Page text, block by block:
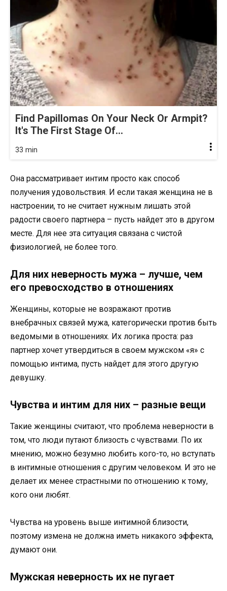
Find Papillomas On Your Neck Or Armpit?
It's The First Stage Of...
33 min
Она рассматривает интим просто как способ
получения удовольствия. И если такая женщина не в
настроении, то не считает нужным лишать этой
радости своего партнера – пусть найдет это в другом
месте. Для нее эта ситуация связана с чистой
физиологией, не более того.
Для них неверность мужа – лучше, чем
его превосходство в отношениях
Женщины, которые не возражают против
внебрачных связей мужа, категорически против быть
ведомыми в отношениях. Их логика проста: раз
партнер хочет утвердиться в своем мужском «я» с
помощью интима, пусть найдет для этого другую
девушку.
Чувства и интим для них – разные вещи
Такие женщины считают, что проблема неверности в
том, что люди путают близость с чувствами. По их
мнению, можно безумно любить кого-то, но вступать
в интимные отношения с другим человеком. И это не
делает их менее страстными по отношению к тому,
кого они любят.
Чувства на уровень выше интимной близости,
поэтому измена не должна иметь никакого эффекта,
думают они.
Мужская неверность их не пугает